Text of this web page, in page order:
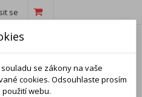
se
se zákony na vaše
cookies. Odsouhlaste prosím
webu.